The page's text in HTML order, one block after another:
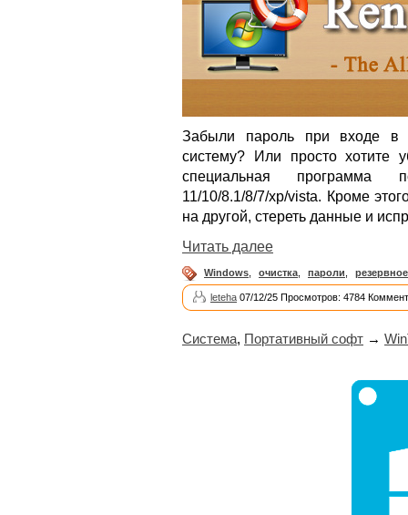
Забыли пароль при входе в
систему? Или просто хотите
специальная программа
11/10/8.1/8/7/xp/vista. Кроме
на другой, стереть данные и
Читать далее
Windows очистка пароли
leteha 07/12/25 Просмотров: 4784
Система, Портативный софт →